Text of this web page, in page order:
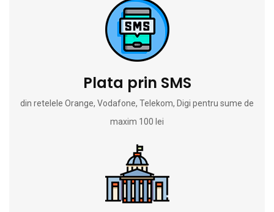
Plata prin SMS
din retelele Orange, Vodafone, Telekom, Digi pentru sume de
maxim 100 lei